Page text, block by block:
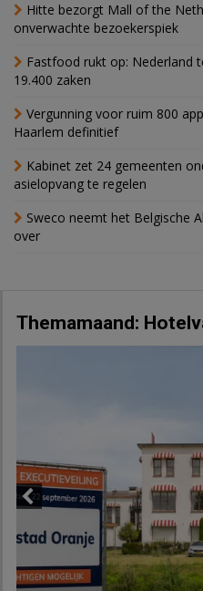
Hitte bezorgt Mall of the
onverwachte bezoekerspiek
Fastfood rukt op: Nederland
19.400 zaken
Vergunning voor ruim 800
Haarlem definitief
Kabinet zet 24 gemeenten
asielopvang te regelen
Sweco neemt het Belgische
over
Themamaand: